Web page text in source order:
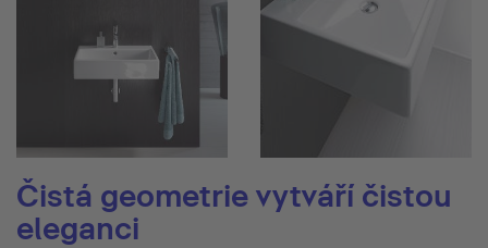
Čistá geometrie vytváří čistou
eleganci